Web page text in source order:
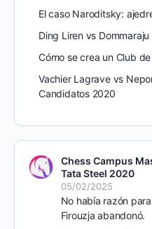
El caso Naroditsky:
Ding Liren vs Dommaraju
Cómo se crea un Club
Vachier Lagrave vs
Candidatos 2020
Chess Campus
Tata Steel 2020
05/02/2025
No había razón
Firouzja abandonó.